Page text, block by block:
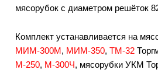
мясорубок с диаметром решёток
Комплект устанавливается на
МИМ-300М, МИМ-350, ТМ-32
М-250, М-300Ч, мясорубки УКМ